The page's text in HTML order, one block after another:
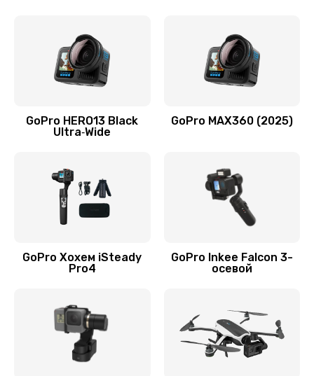
GoPro HERO13 Black
Ultra‑Wide
GoPro MAX360 (2025)
GoPro Хохем iSteady
Pro4
GoPro Inkee Falcon 3-
осевой